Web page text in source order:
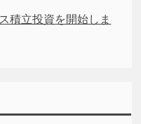
積立投資を開始しま